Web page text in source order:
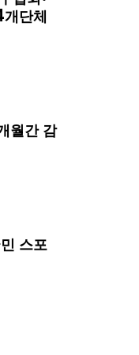
단체
월간 감
스포